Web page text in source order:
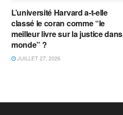
L’université Harvard a-t-elle
classé le coran comme “le
meilleur livre sur la justice dans
monde” ?
JUILLET 27, 2026